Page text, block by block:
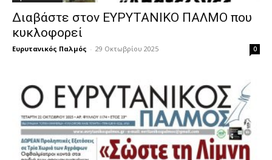
Διαβάστε στον ΕΥΡΥΤΑΝΙΚΟ ΠΑΛΜΟ που
κυκλοφορεί
Ευρυτανικός Παλμός - 29 Οκτωβρίου 2025 0